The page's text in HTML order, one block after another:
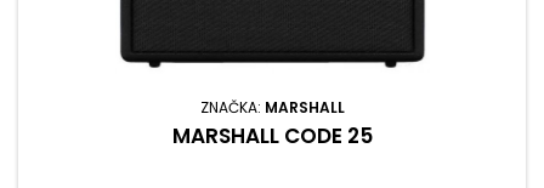
ZNAČKA: MARSHALL
MARSHALL CODE 25